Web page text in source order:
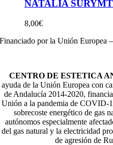
NATALIA
8,00€
Financiado por la Unión Europea
CENTRO DE ESTETICA
ayuda de la Unión Europea con
de Andalucía 2014-2020,
Unión a la pandemia de COVID-
sobrecoste energético de gas
autónomos especialmente
del gas natural y la electricidad
de agresión de